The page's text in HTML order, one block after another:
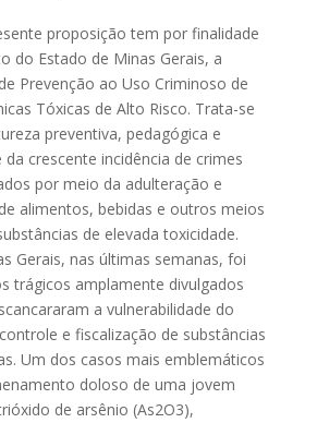
proposição tem por finalidade
do Estado de Minas Gerais, a
Prevenção ao Uso Criminoso de
Tóxicas de Alto Risco. Trata-se
preventiva, pedagógica e
crescente incidência de crimes
por meio da adulteração e
alimentos, bebidas e outros meios
de elevada toxicidade.
Gerais, nas últimas semanas, foi
trágicos amplamente divulgados
a vulnerabilidade do
e fiscalização de substâncias
Um dos casos mais emblemáticos
doloso de uma jovem
de arsênio (As2O3),